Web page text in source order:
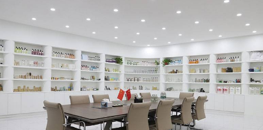
08-26
作为酒店负责人，一次性酒店用品是日常运营
中不容忽视的关键环节，它不仅关乎客户体
验，更与酒店成本、环保责任紧密相连。
金坛一次性酒店用品：便捷与卫生的酒店之选 08-26
一次性酒店用品并非新生事物，其发展历程可
追溯至几十年前。起初，简单的一次性牙刷、